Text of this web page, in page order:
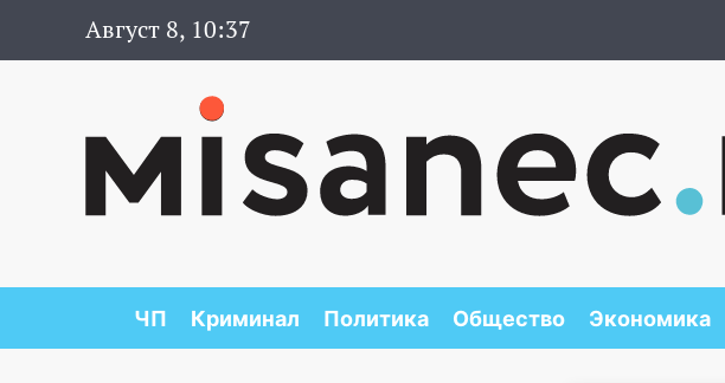
Август 8, 10:37
ЧП Криминал Политика Общество Экономика